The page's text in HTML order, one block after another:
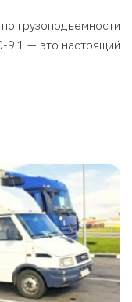
грузоподъемности
9.1 — это настоящий